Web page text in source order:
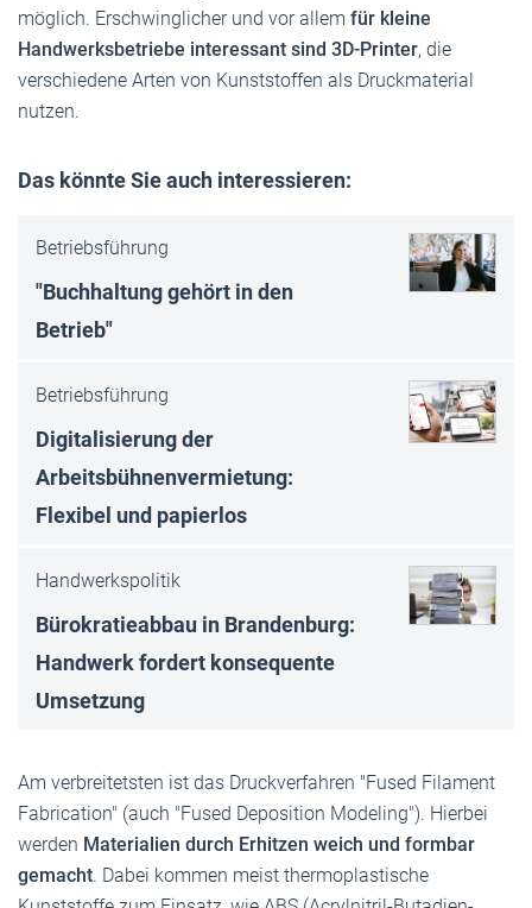
möglich. Erschwinglicher und vor allem für kleine
Handwerksbetriebe interessant sind 3D-Printer, die
verschiedene Arten von Kunststoffen als Druckmaterial
nutzen.
Das könnte Sie auch interessieren:
Betriebsführung
"Buchhaltung gehört in den
Betrieb"
Betriebsführung
Digitalisierung der
Arbeitsbühnenvermietung:
Flexibel und papierlos
Handwerkspolitik
Bürokratieabbau in Brandenburg:
Handwerk fordert konsequente
Umsetzung
Am verbreitetsten ist das Druckverfahren "Fused Filament
Fabrication" (auch "Fused Deposition Modeling"). Hierbei
werden Materialien durch Erhitzen weich und formbar
gemacht. Dabei kommen meist thermoplastische